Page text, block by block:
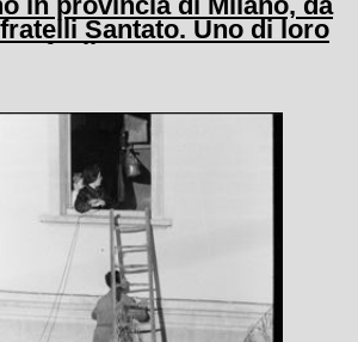
Santato. Uno di loro
fucile